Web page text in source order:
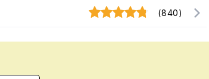
(840)